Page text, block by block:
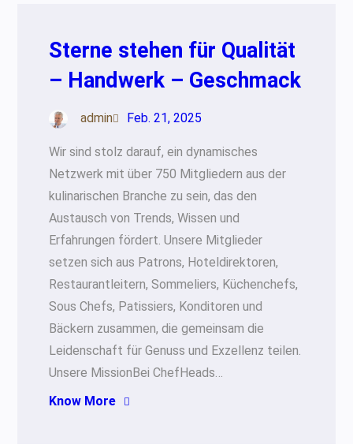
Sterne stehen für Qualität
– Handwerk – Geschmack
admin Feb. 21, 2025
Wir sind stolz darauf, ein dynamisches
Netzwerk mit über 750 Mitgliedern aus der
kulinarischen Branche zu sein, das den
Austausch von Trends, Wissen und
Erfahrungen fördert. Unsere Mitglieder
setzen sich aus Patrons, Hoteldirektoren,
Restaurantleitern, Sommeliers, Küchenchefs,
Sous Chefs, Patissiers, Konditoren und
Bäckern zusammen, die gemeinsam die
Leidenschaft für Genuss und Exzellenz teilen.
Unsere MissionBei ChefHeads…
Know More